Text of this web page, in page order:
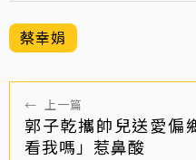
蔡幸娟
← 上一篇
郭子乾攜帥兒送愛
看我嗎」惹鼻酸